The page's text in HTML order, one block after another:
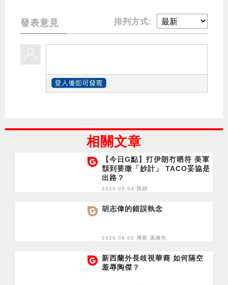
發表意見 排列方式:
相關文章
【今日G點】打伊朗冇晒符 美軍
頹到要徵「妙計」 TACO妥協是
出路？
2026.08.04 視頻
胡志偉的錯誤執念
2026.08.02 博客 馮煒光
新西蘭外長歧視華裔 如何隔空
羞辱陶傑？